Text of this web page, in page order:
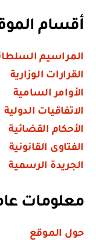
أقسام
المراسيم
القرارات الوزارية
الأوامر السامية
الاتفاقيات الدولية
الأحكام القضائية
الفتاوى القانونية
الجريدة الرسمية
معلومات
حول الموقع